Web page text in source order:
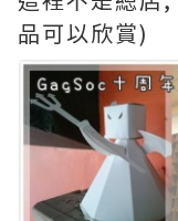
品可以欣賞)